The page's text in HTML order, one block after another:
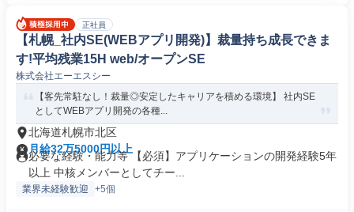
正社員
【札幌_社内SE(WEBアプリ開発)】裁量持ち成長できま
す!平均残業15H web/オープンSE
株式会社エーエスシー
【客先常駐なし！裁量◎安定したキャリアを積める環境】 社内SE
としてWEBアプリ開発の各種...
北海道札幌市北区
月給32万5000円以上
必要な経験・能力等 【必須】アプリケーションの開発経験5年
以上 中核メンバーとしてチー...
業界未経験歓迎 +5個